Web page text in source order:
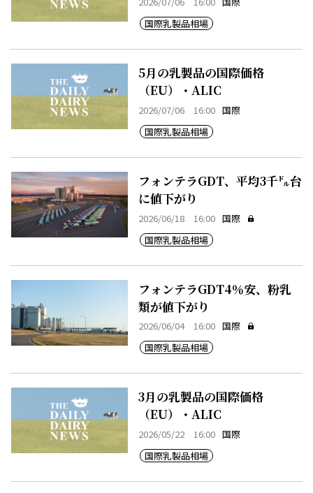
国際乳製品相場
5月の乳製品の国際価格
（EU）・ALIC
2026/07/06 16:00 国際
国際乳製品相場
フォンテラGDT、平均3千㌦台
に値下がり
2026/06/18 16:00 国際
国際乳製品相場
フォンテラGDT4％安、粉乳
類が値下がり
2026/06/04 16:00 国際
国際乳製品相場
3月の乳製品の国際価格
（EU）・ALIC
2026/05/22 16:00 国際
国際乳製品相場